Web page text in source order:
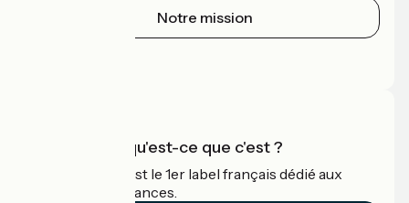
Notre mission
Accueil Vélo qu'est-ce que c'est ?
Accueil Vélo c'est le 1er label français dédié aux
cyclistes en vacances.